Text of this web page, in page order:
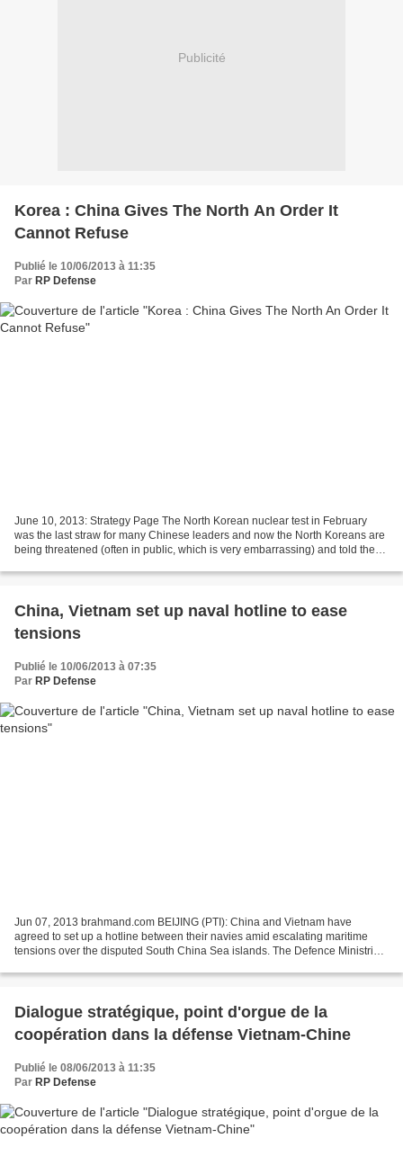
Publicité
Korea : China Gives The North An Order It
Cannot Refuse
Publié le 10/06/2013 à 11:35
Par RP Defense
June 10, 2013: Strategy Page The North Korean nuclear test in February
was the last straw for many Chinese leaders and now the North Koreans are
being threatened (often in public, which is very embarrassing) and told they
China, Vietnam set up naval hotline to ease
tensions
Publié le 10/06/2013 à 07:35
Par RP Defense
Jun 07, 2013 brahmand.com BEIJING (PTI): China and Vietnam have
agreed to set up a hotline between their navies amid escalating maritime
tensions over the disputed South China Sea islands. The Defence Ministries
Dialogue stratégique, point d'orgue de la
coopération dans la défense Vietnam-Chine
Publié le 08/06/2013 à 11:35
Par RP Defense